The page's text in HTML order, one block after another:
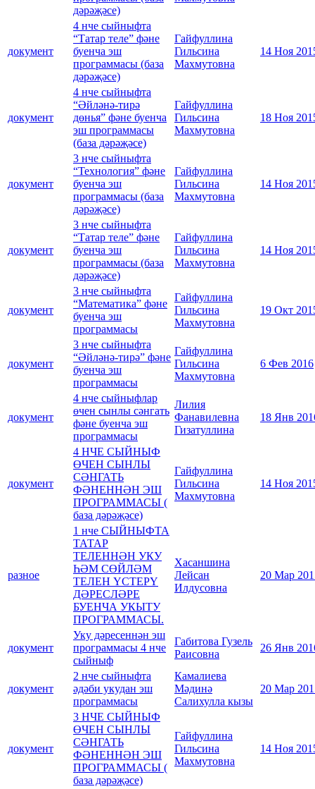
дәрәҗәсе)
документ
4 нче сыйныфта
“Татар теле” фәне
буенча эш
программасы (база
дәрәҗәсе)
Гайфуллина
Гильсина
Махмутовна
14 Ноя
документ
4 нче сыйныфта
“Әйләнә-тирә
дөнья” фәне буенча
эш программасы
(база дәрәҗәсе)
Гайфуллина
Гильсина
Махмутовна
18 Ноя
документ
3 нче сыйныфта
“Технология” фәне
буенча эш
программасы (база
дәрәҗәсе)
Гайфуллина
Гильсина
Махмутовна
14 Ноя
документ
3 нче сыйныфта
“Татар теле” фәне
буенча эш
программасы (база
дәрәҗәсе)
Гайфуллина
Гильсина
Махмутовна
14 Ноя
документ
3 нче сыйныфта
“Математика” фәне
буенча эш
программасы
Гайфуллина
Гильсина
Махмутовна
19 Окт
документ
3 нче сыйныфта
“Әйләнә-тирә” фәне
буенча эш
программасы
Гайфуллина
Гильсина
Махмутовна
6 Фев 2016
документ
4 нче сыйныфлар
өчен сынлы сәнгать
фәне буенча эш
программасы
Лилия
Фанавилевна
Гизатуллина
18 Янв
документ
4 НЧЕ СЫЙНЫФ
ӨЧЕН СЫНЛЫ
СӘНГАТЬ
ФӘНЕННӘН ЭШ
ПРОГРАММАСЫ (
база дәрәҗәсе)
Гайфуллина
Гильсина
Махмутовна
14 Ноя
разное
1 нче СЫЙНЫФТА
ТАТАР
ТЕЛЕННӘН УКУ
ҺӘМ СӨЙЛӘМ
ТЕЛЕН ҮСТЕРҮ
ДӘРЕСЛӘРЕ
БУЕНЧА УКЫТУ
ПРОГРАММАСЫ.
Хасаншина
Лейсан
Илдусовна
20 Мар
документ
Уку дәресеннән эш
программасы 4 нче
сыйныф
Габитова Гузель
Раисовна
26 Янв
документ
2 нче сыйныфта
әдәби укудан эш
программасы
Камалиева
Мәдинә
Салихулла кызы
20 Мар
документ
3 НЧЕ СЫЙНЫФ
ӨЧЕН СЫНЛЫ
СӘНГАТЬ
ФӘНЕННӘН ЭШ
ПРОГРАММАСЫ (
база дәрәҗәсе)
Гайфуллина
Гильсина
Махмутовна
14 Ноя